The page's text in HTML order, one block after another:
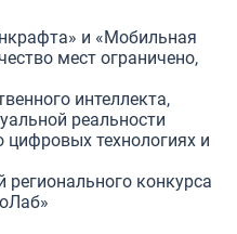
и «Мобильная
мест ограничено,
интеллекта,
реальности
цифровых технологиях и
регионального конкурса